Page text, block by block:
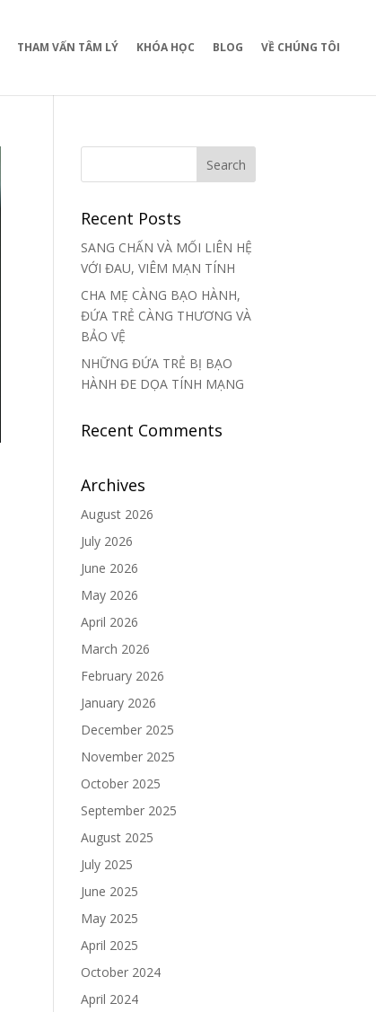
THAM VẤN TÂM LÝ KHÓA HỌC BLOG VỀ CHÚNG TÔI
Recent Posts
SANG CHẤN VÀ MỐI LIÊN HỆ
VỚI ĐAU, VIÊM MẠN TÍNH
CHA MẸ CÀNG BẠO HÀNH,
ĐỨA TRẺ CÀNG THƯƠNG VÀ
BẢO VỆ
NHỮNG ĐỨA TRẺ BỊ BẠO
HÀNH ĐE DỌA TÍNH MẠNG
Recent Comments
Archives
August 2026
July 2026
June 2026
May 2026
April 2026
March 2026
February 2026
January 2026
December 2025
November 2025
October 2025
September 2025
August 2025
July 2025
June 2025
May 2025
April 2025
October 2024
April 2024